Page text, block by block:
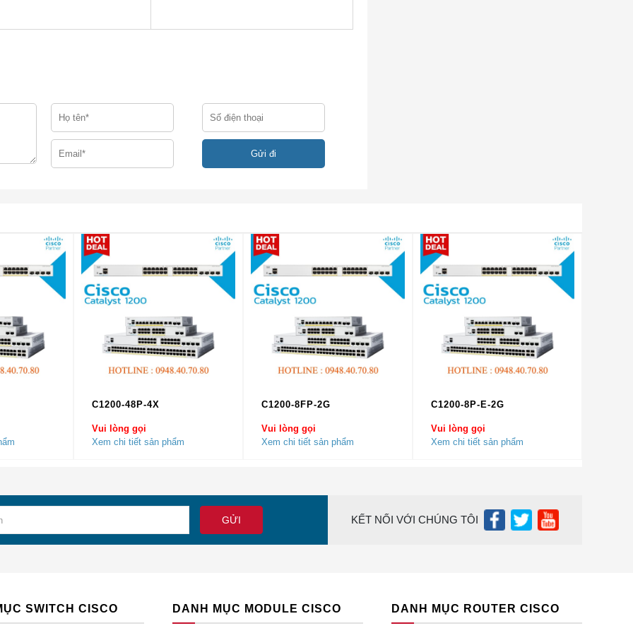
PSU đang bật và đang cung cấp điện.
PSU bật nhưng có lỗi hoặc trong tình trạng lỗi.
Nguồn điện bị tắt.
Đèn flash nhỏ gọn / flash eUSB hiện tại và hiện đang được truy cập.
cả các cảm biến nhiệt độ trong hệ thống đều nằm trong phạm vi
chấp nhận được.
Một hoặc nhiều cảm biến nhiệt độ trong hệ thống nằm ngoài phạm vi
nhận được.
độ không được theo dõi.
hệ thống bật và hoạt động chính xác.
Nguồn điện hệ thống đang hoạt động nhưng hệ thống không thể thoát
này có thể có nghĩa là một trong những điều sau đây:· Không cài
PSE PoE.
hiện diện và được kích hoạt.
C1200-48P-4X
Vui lòng gọi
Xem chi tiết sản phẩm
C1200-8FP-2G
Vui lòng gọi
Xem chi tiết sản phẩm
C1200-8P-E-2G
Vui lòng gọi
Xem chi tiết sản phẩm
KẾT NỐI VỚI CHÚNG TÔI
SWITCH CISCO DANH MỤC MODULE CISCO DANH MỤC ROUTER CISCO